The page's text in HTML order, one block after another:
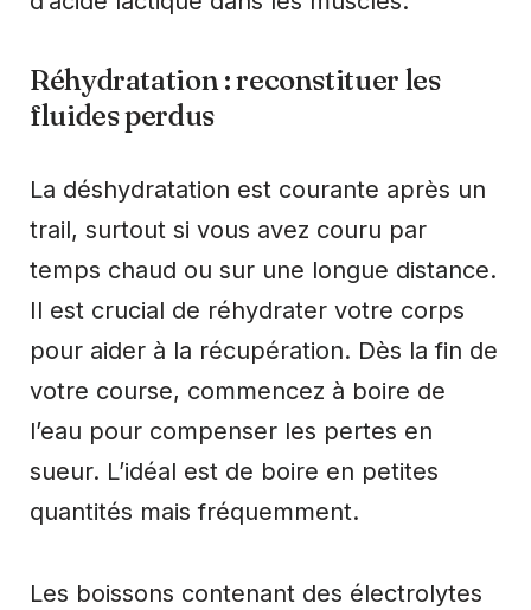
Réhydratation : reconstituer les
fluides perdus
La déshydratation est courante après un
trail, surtout si vous avez couru par
temps chaud ou sur une longue distance.
Il est crucial de réhydrater votre corps
pour aider à la récupération. Dès la fin de
votre course, commencez à boire de
l’eau pour compenser les pertes en
sueur. L’idéal est de boire en petites
quantités mais fréquemment.
Les boissons contenant des électrolytes